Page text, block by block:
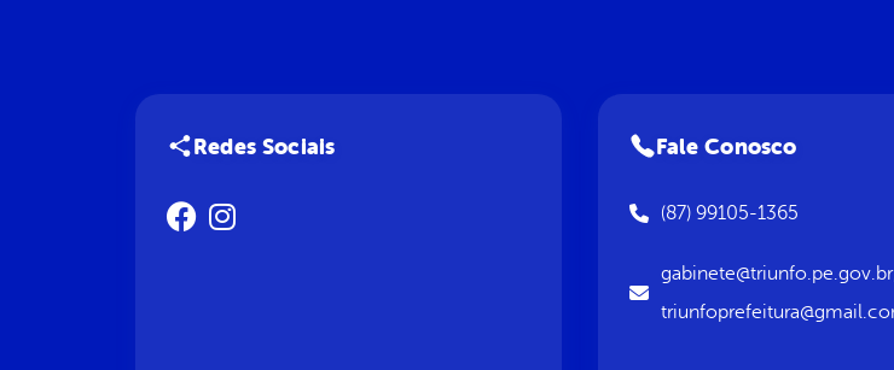
Redes Sociais Fale Conosco
(87) 99105-1365